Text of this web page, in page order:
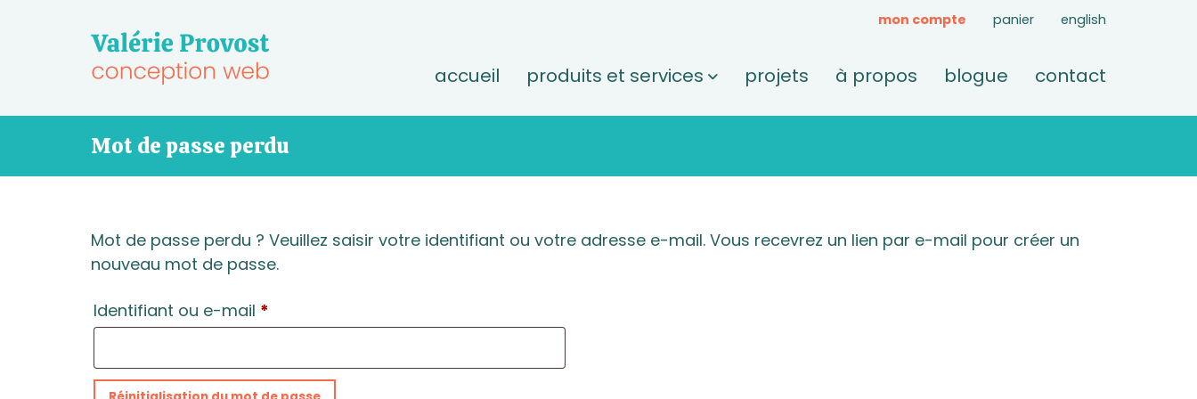
mon compte panier english
accueil produits et services projets à propos blogue contact
Mot de passe perdu
Mot de passe perdu ? Veuillez saisir votre identifiant ou votre adresse e-mail. Vous recevrez un lien par e-mail pour créer un
nouveau mot de passe.
Identifiant ou e-mail *